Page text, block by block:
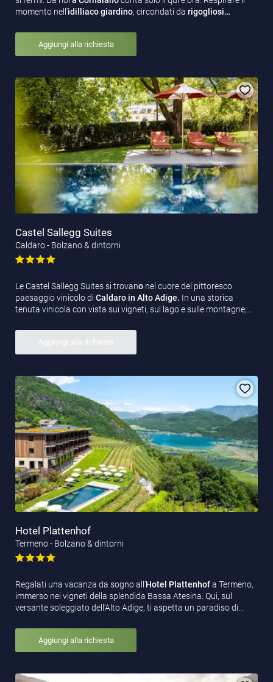
momento nell'idilliacogiardino, circondati da rigogliosi…
Aggiungi alla richiesta
Castel Sallegg Suites
Caldaro - Bolzano & dintorni
Le Castel Sallegg Suites si trovano nel cuore del pittoresco
paesaggio vinicolo di Caldaro in Alto Adige. In una storica
tenuta vinicola con vista sui vigneti, sul lago e sulle montagne,…
Aggiungi alla richiesta
Hotel Plattenhof
Termeno - Bolzano & dintorni
Regalati una vacanza da sogno all’Hotel Plattenhofa Termeno,
immerso nei vigneti della splendida Bassa Atesina. Qui, sul
versante soleggiato dell’Alto Adige, ti aspetta un paradiso di…
Aggiungi alla richiesta